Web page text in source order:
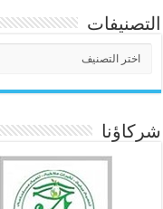
التصنيفات
شركاؤنا